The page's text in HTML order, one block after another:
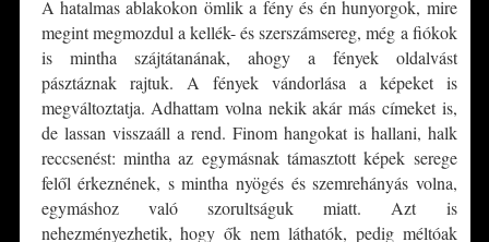
A hatalmas ablakokon ömlik a fény és én hunyorgok, mire
megint megmozdul a kellék- és szerszámsereg, még a fiókok
is mintha szájtátanának, ahogy a fények oldalvást
pásztáznak rajtuk. A fények vándorlása a képeket is
megváltoztatja. Adhattam volna nekik akár más címeket is,
de lassan visszaáll a rend. Finom hangokat is hallani, halk
reccsenést: mintha az egymásnak támasztott képek serege
felől érkeznének, s mintha nyögés és szemrehányás volna,
egymáshoz való szorultságuk miatt. Azt is
nehezményezhetik, hogy ők nem láthatók, pedig méltóak